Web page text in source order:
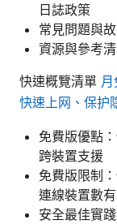
日誌政策
常見問題與
資源與參考
快速概覽清單
快速上网、保护
免費版優點
跨裝置支援
免費版限制
連線裝置數
安全最佳實